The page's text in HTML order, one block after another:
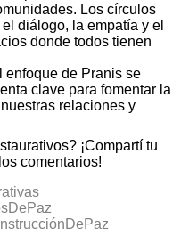
Los círculos
diálogo, la empatía y el
donde todos tienen
enfoque de Pranis se
clave para fomentar la
relaciones y
¡Compartí tu
comentarios!